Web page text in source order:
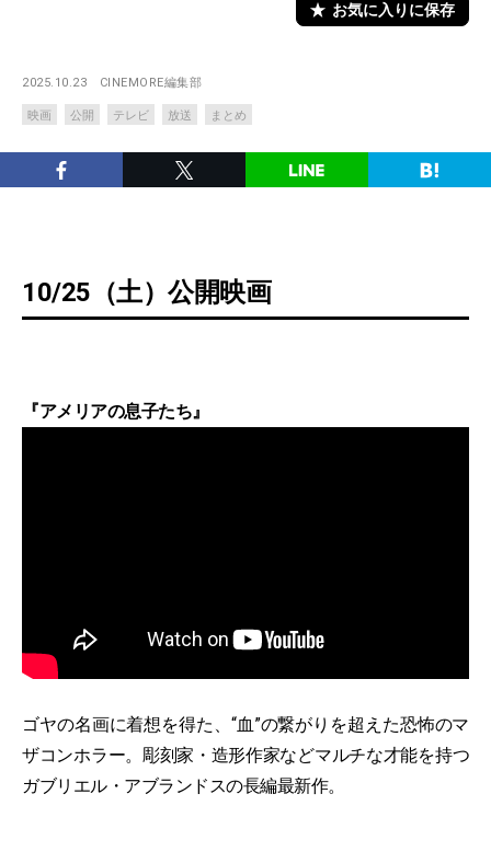
お気に入りに保存
2025.10.23 CINEMORE編集部
映画 公開 テレビ 放送 まとめ
10/25（土）公開映画
『アメリアの息子たち』
ゴヤの名画に着想を得た、“血”の繋がりを超えた恐怖のマ
ザコンホラー。彫刻家・造形作家などマルチな才能を持つ
ガブリエル・アブランドスの長編最新作。